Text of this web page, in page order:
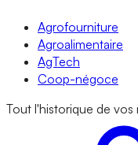
Agrofourniture
Agroalimentaire
AgTech
Coop-négoce
Tout l'historique de